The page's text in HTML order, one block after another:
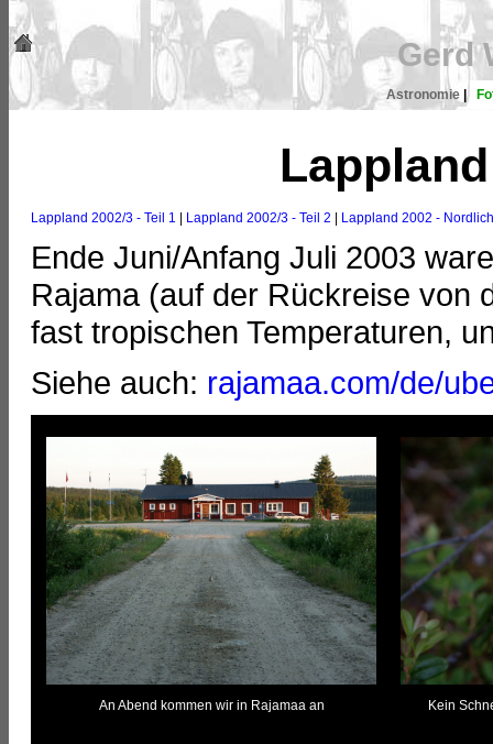
Gerd
Astronomie|
Lappland 2002/3 - Teil 1 Lappland 2002/3 - Teil 2 Lappland 2002 -
Ende Juni/Anfang Juli 2003
Rajama (auf der Rückreise von
fast tropischen Temperaturen,
Siehe auch: rajamaa.com/de/
An Abend kommen wir in Rajamaa an Kein